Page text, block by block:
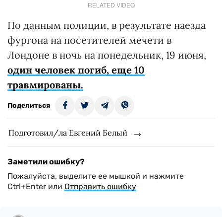
RELATED VIDEO
По данным полиции, в результате наезда
фургона на посетителей мечети в
Лондоне в ночь на понедельник, 19 июня,
один человек погиб, еще 10
травмированы.
Поделиться
Подготовил/ла Евгений Белый
Заметили ошибку?
Пожалуйста, выделите ее мышкой и нажмите
Ctrl+Enter или Отправить ошибку